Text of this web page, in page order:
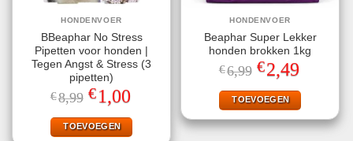
HONDENVOER
BBeaphar No Stress
Pipetten voor honden |
Tegen Angst & Stress (3
pipetten)
€8,99 Oorspronkelijke
prijs
was:
€8,99.
€1,00
is:
€1,00.
TOEVOEGEN
HONDENVOER
Beaphar Super Lekker
honden brokken 1kg
€6,99 Oorspronkelijke
prijs
was:
€6,99.
€2,49
is:
€2,49.
TOEVOEGEN